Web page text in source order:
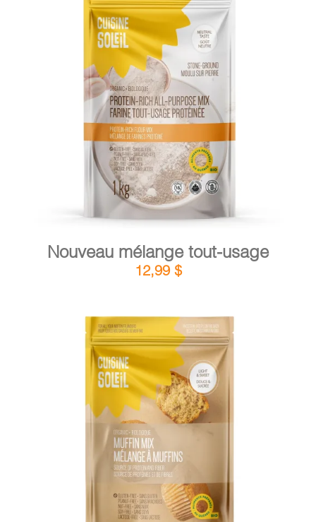
PANIER
AJOUTER AU PANIER / DÉTAILS
Nouveau mélange tout-usage
12,99 $
AJOUTER AU PANIER